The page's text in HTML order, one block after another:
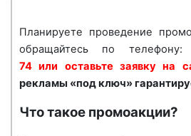
Промоакции пользуются
представителей
Востребованность
объясняется целым рядом
формат рекламы;
Планируете проведение
обращайтесь по
74 или оставьте заявку на
рекламы «под ключ»
Что такое промоакции?